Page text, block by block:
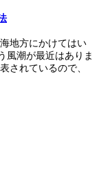
地方にかけてはい
風潮が最近はありま
されているので、